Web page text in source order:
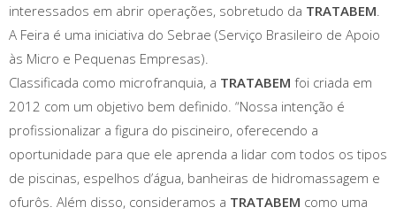
interessados em abrir operações, sobretudo da TRATABEM
A Feira é uma iniciativa do Sebrae (Serviço Brasileiro de Apoio
às Micro e Pequenas Empresas).
Classificada como microfranquia, a TRATABEM foi criada em
2012 com um objetivo bem definido. “Nossa intenção é
profissionalizar a figura do piscineiro, oferecendo a
oportunidade para que ele aprenda a lidar com todos os tipos
de piscinas, espelhos d’água, banheiras de hidromassagem e
ofurôs. Além disso, consideramos a TRATABEM como uma